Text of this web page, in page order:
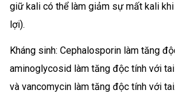
giữ kali có thể làm giảm sự mất kali
lợi).
Kháng sinh: Cephalosporin làm tăng
aminoglycosid làm tăng độc tính với
và vancomycin làm tăng độc tính với